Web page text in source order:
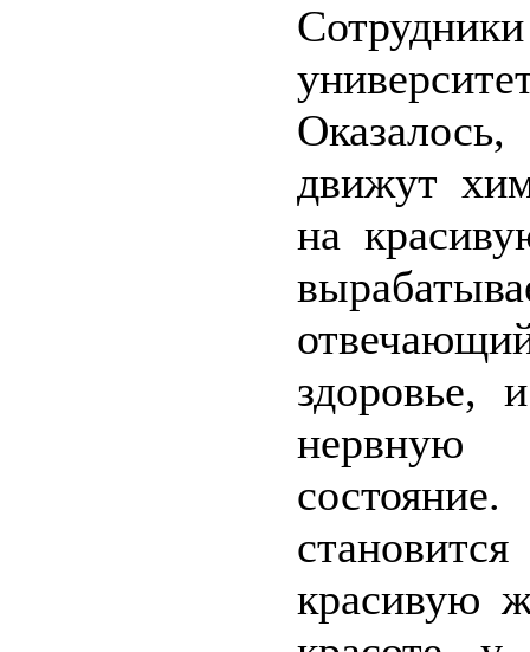
движут
на
здоровье,
нервную
красивую